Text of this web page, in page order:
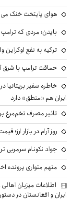
هوای پایتخت خنک
بایدن؛ مردی که
ترکیه به نفع
حماقت ترامپ با شرق
خاطره سفیر بریتانیا
ایران هم «منطق» دارد
تاثیر مصرف تخم‌مرغ
روز آرام در بازار ارز؛
جواد نکونام سرمربی
متهم متواری پرونده
اطلاعات میزبان
ایران و افغانستان در